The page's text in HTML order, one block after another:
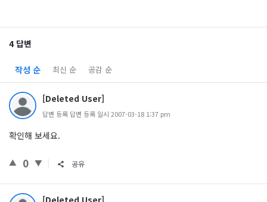
4 답변
작성 순 최신 순 공감 순
[Deleted User]
답변 등록 답변 등록 일시 2007-03-18 1:37 pm
확인해 보세요.
0 공유